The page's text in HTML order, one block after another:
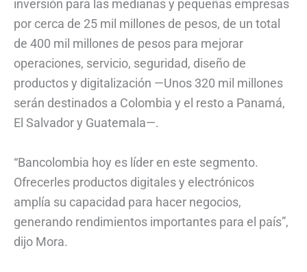
inversión para las medianas y pequeñas empresas
por cerca de 25 mil millones de pesos, de un total
de 400 mil millones de pesos para mejorar
operaciones, servicio, seguridad, diseño de
productos y digitalización —Unos 320 mil millones
serán destinados a Colombia y el resto a Panamá,
El Salvador y Guatemala—.
“Bancolombia hoy es líder en este segmento.
Ofrecerles productos digitales y electrónicos
amplía su capacidad para hacer negocios,
generando rendimientos importantes para el país”,
dijo Mora.